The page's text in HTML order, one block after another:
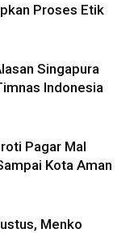
Proses Etik
Singapura
Indonesia
Pagar Mal
Kota Aman
Menko